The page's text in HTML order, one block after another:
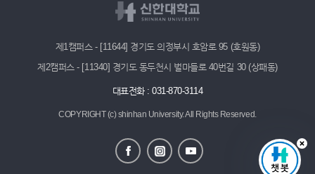
제1캠퍼스 - [11644] 경기도 의정부시 호암로 95 (호원동)
제2캠퍼스 - [11340] 경기도 동두천시 벌마들로 40번길 30 (상패동)
대표전화 : 031-870-3114
COPYRIGHT (c) shinhan University.All Rights Reserved.